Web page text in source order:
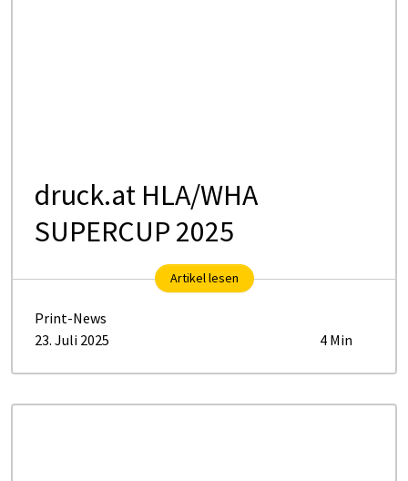
druck.at HLA/WHA
SUPERCUP 2025
Artikel lesen
Print-News
23. Juli 2025
4 Min